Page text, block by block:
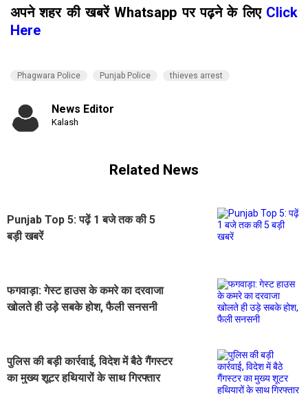
अपने शहर की खबरें Whatsapp पर पढ़ने के लिए Click
Here
Phagwara Police Punjab Police thieves arrest
News Editor
Kalash
Related News
Punjab Top 5: पढ़ें 1 बजे तक की 5
बड़ी खबरें
फगवाड़ा: गेस्ट हाउस के कमरे का दरवाजा
खोलते ही उड़े सबके होश, फैली सनसनी
पुलिस की बड़ी कार्रवाई, विदेश में बैठे गैंगस्टर
का मुख्य शूटर हथियारों के साथ गिरफ्तार